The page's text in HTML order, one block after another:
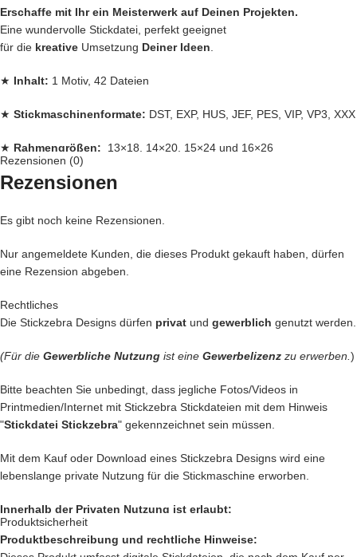
Erschaffe mit Ihr ein Meisterwerk auf Deinen Projekten.
Eine wundervolle Stickdatei, perfekt geeignet
für die kreative Umsetzung Deiner Ideen
★ Inhalt: 1 Motiv, 42 Dateien
★ Stickmaschinenformate: DST, EXP, HUS, JEF, PES, VIP, VP3, XXX
★ Rahmengrößen: 13×18, 14×20, 15×24 und 16×26
JedeStickdatei bei Stickzebra wird mit
mit Herzblut digitalisiert und für
den bei uns kommen nur die
Du kannst mit unseren Stickdateien deine
verschönern und zu einem Einzelstück machen
liebst?
Kinderaugen zum glitzern bringen
… kreiereGeschenkedie einzigartig sind und nie vergessen werden.
… schenke Jacken, Hemden, Kissen, Taschenund vieles mehr
Das sind nur unsereIdeen. Du hast jetzt ganz sicher noch genialere
Setze Deine Ideen heute noch um und kaufe jetzt diese
Schönheit.
Rezensionen (0)
Rezensionen
Es gibt noch keine Rezensionen.
Nur angemeldete Kunden, die dieses Produkt gekauft haben, dürfen
eine Rezension abgeben.
Rechtliches
Die Stickzebra Designs dürfen privat und gewerblich genutzt werden.
(Für die Gewerbliche Nutzung ist eine Gewerbelizenz zu erwerben. )
Bitte beachten Sie unbedingt, dass jegliche Fotos/Videos in
Printmedien/Internet mit Stickzebra Stickdateien mit dem Hinweis
"Stickdatei Stickzebra" gekennzeichnet sein müssen.
Mit dem Kauf oder Download eines Stickzebra Designs wird eine
lebenslange private Nutzung für die Stickmaschine erworben.
Innerhalb der Privaten Nutzung ist erlaubt:
Private Nutzung auf einem Produkt, das mit einer Stickmaschine
Produktsicherheit
Produktbeschreibung und rechtliche Hinweise: